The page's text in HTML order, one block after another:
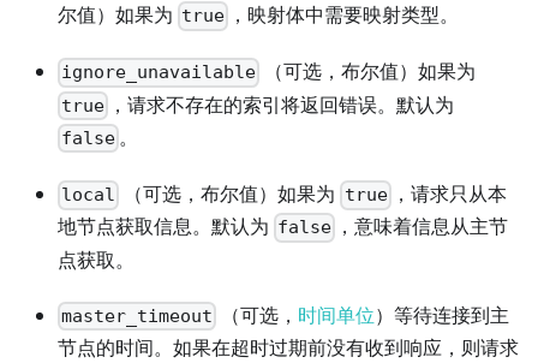
尔值）如果为 true ，映射体中需要映射类型。
ignore_unavailable （可选，布尔值）如果为
true ，请求不存在的索引将返回错误。默认为
false 。
local （可选，布尔值）如果为 true，请求只从本
地节点获取信息。默认为 false ，意味着信息从主节
点获取。
master_timeout （可选， 时间单位）等待连接到主
节点的时间。如果在超时过期前没有收到响应，则请求